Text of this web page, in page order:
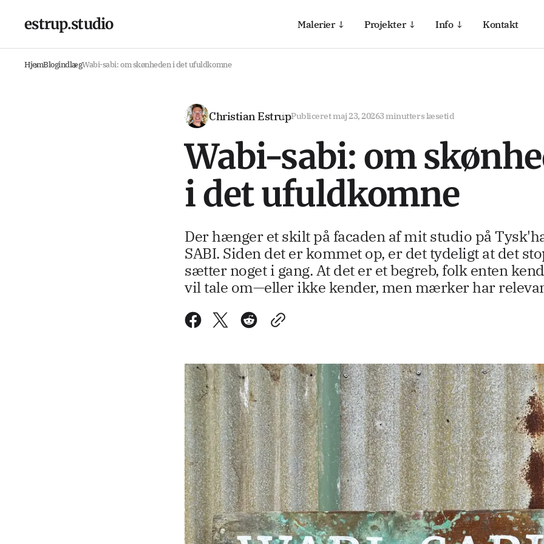
estrup.studio Malerier ↓ Projekter ↓ Info ↓ Kontakt
HjemBlogindlægWabi-sabi: om skønheden i det ufuldkomne
Christian EstrupPubliceretmaj 23, 20263 minutters læsetid
Wabi-sabi: om
i det ufuldkomne
Der hænger et skilt på facaden af mit studio på
SABI. Siden det er kommet op, er det tydeligt at det
sætter noget i gang. At det er et begreb, folk enten
vil tale om—eller ikke kender, men mærker har